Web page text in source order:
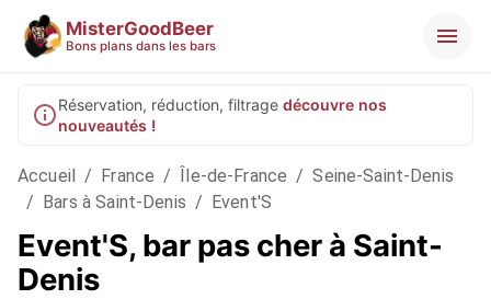
MisterGoodBeer
Bons plans dans les bars
Réservation, réduction, filtrage découvre nos
nouveautés !
Accueil / France / Île-de-France / Seine-Saint-Denis
/ Bars à Saint-Denis / Event'S
Event'S, bar pas cher à Saint-
Denis